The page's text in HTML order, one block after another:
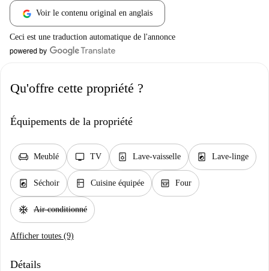
Voir le contenu original en anglais
Ceci est une traduction automatique de l'annonce
Qu'offre cette propriété ?
Équipements de la propriété
chair Meublé tv TV dishwasher_gen Lave-vaisselle local_laundry_service Lave-linge
local_laundry_service Séchoir kitchen Cuisine équipée oven_gen Four
ac_unit Air conditionné
Afficher toutes (9)
Détails